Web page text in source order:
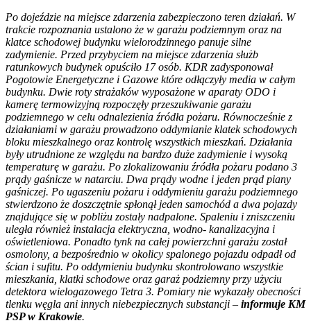
Po dojeździe na miejsce zdarzenia zabezpieczono teren działań. W
trakcie rozpoznania ustalono że w garażu podziemnym oraz na
klatce schodowej budynku wielorodzinnego panuje silne
zadymienie. Przed przybyciem na miejsce zdarzenia służb
ratunkowych budynek opuściło 17 osób. KDR zadysponował
Pogotowie Energetyczne i Gazowe które odłączyły media w całym
budynku. Dwie roty strażaków wyposażone w aparaty ODO i
kamerę termowizyjną rozpoczęły przeszukiwanie garażu
podziemnego w celu odnalezienia źródła pożaru. Równocześnie z
działaniami w garażu prowadzono oddymianie klatek schodowych
bloku mieszkalnego oraz kontrolę wszystkich mieszkań. Działania
były utrudnione ze względu na bardzo duże zadymienie i wysoką
temperaturę w garażu. Po zlokalizowaniu źródła pożaru podano 3
prądy gaśnicze w natarciu. Dwa prądy wodne i jeden prąd piany
gaśniczej. Po ugaszeniu pożaru i oddymieniu garażu podziemnego
stwierdzono że doszczętnie spłonął jeden samochód a dwa pojazdy
znajdujące się w pobliżu zostały nadpalone. Spaleniu i zniszczeniu
uległa również instalacja elektryczna, wodno- kanalizacyjna i
oświetleniowa. Ponadto tynk na całej powierzchni garażu został
osmolony, a bezpośrednio w okolicy spalonego pojazdu odpadł od
ścian i sufitu. Po oddymieniu budynku skontrolowano wszystkie
mieszkania, klatki schodowe oraz garaż podziemny przy użyciu
detektora wielogazowego Tetra 3. Pomiary nie wykazały obecności
tlenku węgla ani innych niebezpiecznych substancji – informuje KM
PSP w Krakowie.